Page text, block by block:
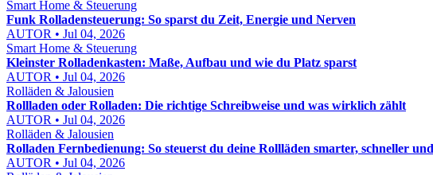
Smart Home & Steuerung
Funk Rolladensteuerung: So sparst du Zeit, Energie und Nerven
AUTOR • Jul 04, 2026
Smart Home & Steuerung
Kleinster Rolladenkasten: Maße, Aufbau und wie du Platz sparst
AUTOR • Jul 04, 2026
Rolläden & Jalousien
Rollladen oder Rolladen: Die richtige Schreibweise und was wirklich zählt
AUTOR • Jul 04, 2026
Rolläden & Jalousien
Rolladen Fernbedienung: So steuerst du deine Rollläden smarter, schneller
AUTOR • Jul 04, 2026